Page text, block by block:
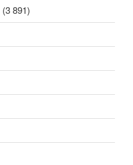
(3 891)